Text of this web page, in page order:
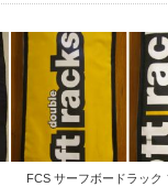
FCS サーフボードラック